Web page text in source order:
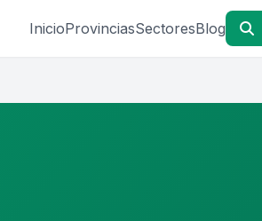
InicioProvinciasSectoresBlog